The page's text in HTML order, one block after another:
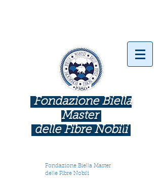
Fondazione Biella
Master
delle Fibre Nobili
Fondazione Biella Master
delle Fibre Nobili